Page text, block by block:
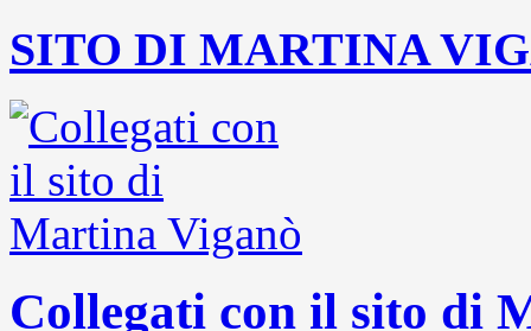
SITO DI MARTINA
Collegati con il sito di